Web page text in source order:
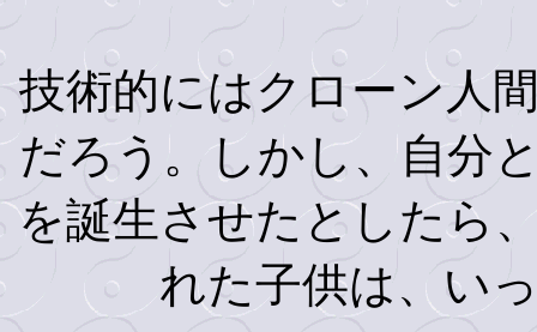
技術的にはクローン人
だろう。しかし、自分
を誕生させたとしたら
れた子供は、い